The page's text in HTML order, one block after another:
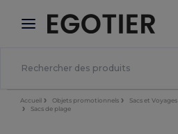
× Appli Egotier
Meilleurs prix sur l’app !
Accueil Objets promotionnels Sacs et Voyages
Sacs de plage